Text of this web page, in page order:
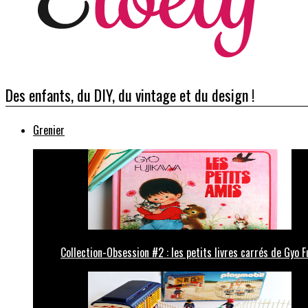
Des enfants, du DIY, du vintage et du design !
Grenier
Collection-Obsession #2 : les petits livres carrés de Gyo